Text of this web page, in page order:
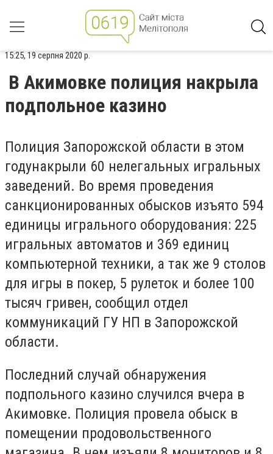
15:25, 19 серпня 2020 р.
В Акимовке полиция накрыла
подпольное казино
Полиция Запорожской области в этом
годунакрыли 60 нелегальных игральных
заведений. Во время проведения
санкционированных обысков изъято 594
единицы игрального оборудования: 225
игральных автоматов и 369 единиц
компьютерной техники, а так же 9 столов
для игры в покер, 5 рулеток и более 100
тысяч гривен, сообщил отдел
коммуникаций ГУ НП в Запорожской
области.
Последний случай обнаружения
подпольного казино случился вчера в
Акимовке. Полиция провела обыск в
помещении продовольственного